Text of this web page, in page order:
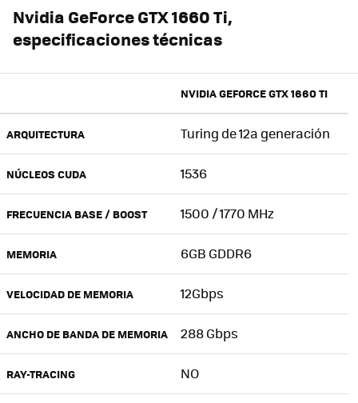
Nvidia GeForce GTX 1660 Ti,
especificaciones técnicas
NVIDIA GEFORCE GTX 1660 TI
ARQUITECTURA Turing de 12a generación
NÚCLEOS CUDA 1536
FRECUENCIA BASE / BOOST 1500 / 1770 MHz
MEMORIA 6GB GDDR6
VELOCIDAD DE MEMORIA 12Gbps
ANCHO DE BANDA DE MEMORIA 288 Gbps
RAY-TRACING NO